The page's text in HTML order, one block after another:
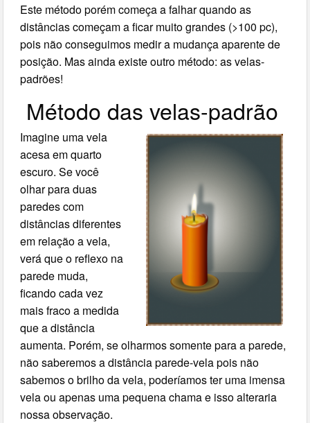
Este método porém começa a falhar quando as
distâncias começam a ficar muito grandes (>100 pc),
pois não conseguimos medir a mudança aparente de
posição. Mas ainda existe outro método: as velas-
padrões!
Método das velas-padrão
Imagine uma vela
acesa em quarto
escuro. Se você
olhar para duas
paredes com
distâncias diferentes
em relação a vela,
verá que o reflexo na
parede muda,
ficando cada vez
mais fraco a medida
que a distância
aumenta. Porém, se olharmos somente para a parede,
não saberemos a distância parede-vela pois não
sabemos o brilho da vela, poderíamos ter uma imensa
vela ou apenas uma pequena chama e isso alteraria
nossa observação.